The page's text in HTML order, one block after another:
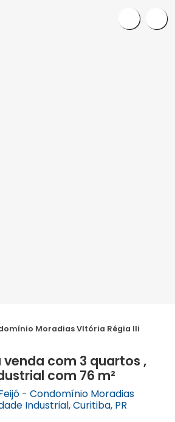
Moradias VItória Régia IIi
com 3 quartos ,
com 76 m²
- Condomínio Moradias
Industrial, Curitiba, PR